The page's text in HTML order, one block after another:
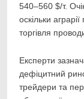
540–560 $/т.
оскільки
торгівля
Експерти
дефіцитний
трейдери та